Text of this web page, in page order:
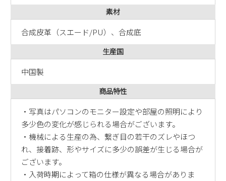
素材
合成皮革（スエード/PU）、合成底
生産国
中国製
商品特性
・写真はパソコンのモニター設定や部屋の照明により
多少色の変化が感じられる場合がございます。
・機械による生産の為、繋ぎ目の若干のズレやほつ
れ、接着跡、形やサイズに多少の誤差が生じる場合が
ございます。
・入荷時期によって箱の仕様が異なる場合がありま